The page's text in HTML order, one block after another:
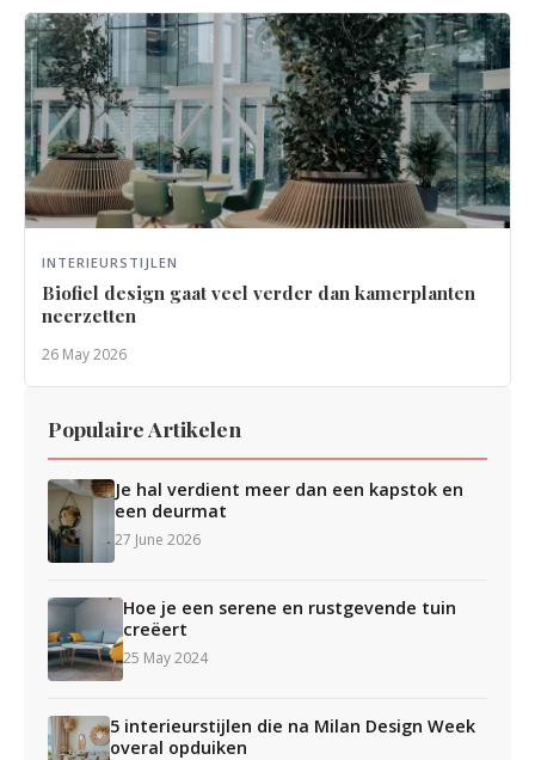
INTERIEURSTIJLEN
Biofiel design gaat veel verder dan kamerplanten
neerzetten
26 May 2026
Populaire Artikelen
Je hal verdient meer dan een kapstok en
een deurmat
27 June 2026
Hoe je een serene en rustgevende tuin
creëert
25 May 2024
5 interieurstijlen die na Milan Design Week
overal opduiken